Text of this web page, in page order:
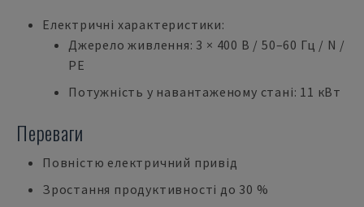
Електричні характеристики:
Джерело живлення: 3 × 400 В / 50–60 Гц / N /
PE
Потужність у навантаженому стані: 11 кВт
Переваги
Повністю електричний привід
Зростання продуктивності до 30 %